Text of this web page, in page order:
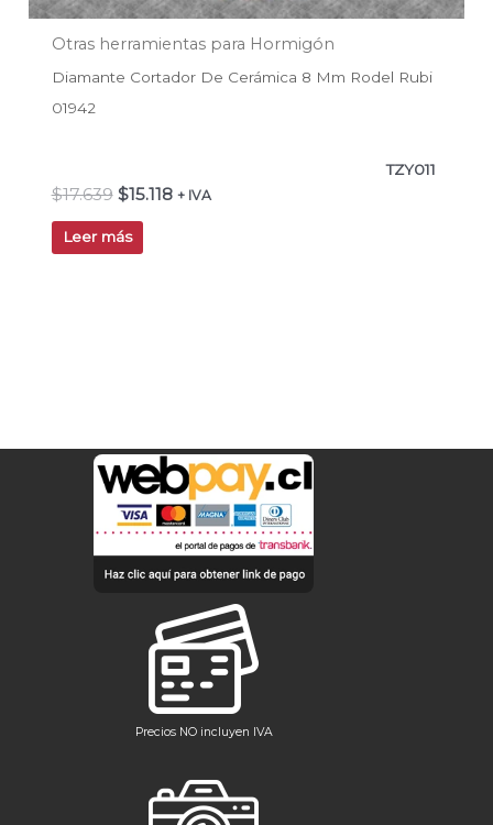
Otras herramientas para Hormigón
Diamante Cortador De Cerámica 8 Mm Rodel Rubi
01942
TZY011
$17.639 $15.118 + IVA
Leer más
Precios NO incluyen IVA